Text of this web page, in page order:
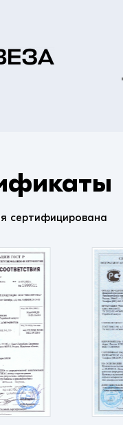
сертифицирована